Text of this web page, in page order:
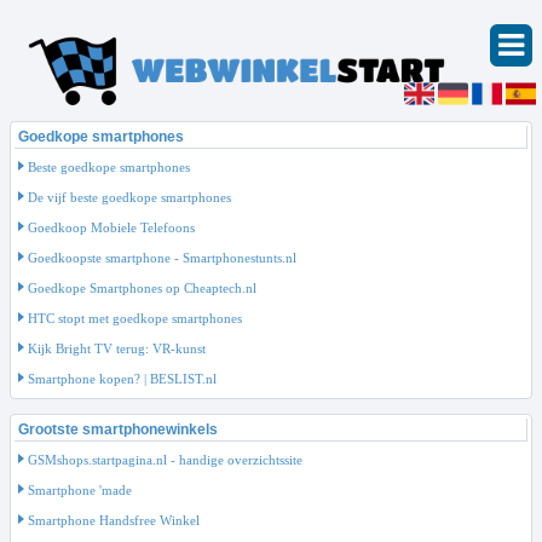
Goedkope smartphones
Beste goedkope smartphones
De vijf beste goedkope smartphones
Goedkoop Mobiele Telefoons
Goedkoopste smartphone - Smartphonestunts.nl
Goedkope Smartphones op Cheaptech.nl
HTC stopt met goedkope smartphones
Kijk Bright TV terug: VR-kunst
Smartphone kopen? | BESLIST.nl
Grootste smartphonewinkels
GSMshops.startpagina.nl - handige overzichtssite
Smartphone 'made
Smartphone Handsfree Winkel